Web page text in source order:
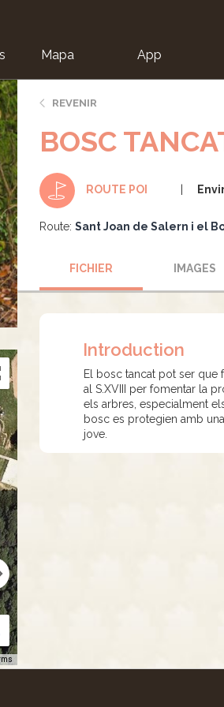
Mapa App
REVENIR
BOSC
ROUTE POI
Route: Sant Joan de Salern i el
FICHIER IMAGES
Introduction
El bosc tancat pot ser que
al S.XVIII per fomentar la
els arbres, especialment
bosc es protegien amb
jove.